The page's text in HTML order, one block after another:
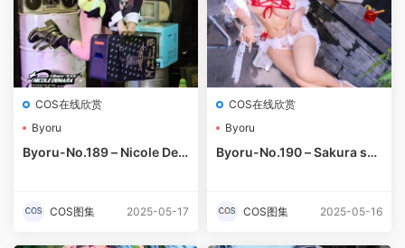
COS在线欣赏
Byoru
Byoru-No.189 – Nicole De
COS图集 2025-05-17
COS在线欣赏
Byoru
Byoru-No.190 – Sakura su
COS图集 2025-05-16